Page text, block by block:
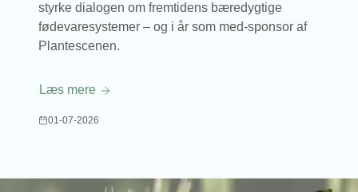
styrke dialogen om fremtidens bæredygtige
fødevaresystemer – og i år som med-sponsor af
Plantescenen.
Læs mere
01-07-2026